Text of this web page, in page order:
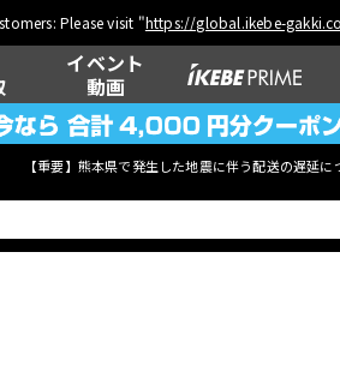
Please visit "https://global.ikebe-
イベント
動画
【重要】熊本県で発生した地震に伴う配送の遅延に